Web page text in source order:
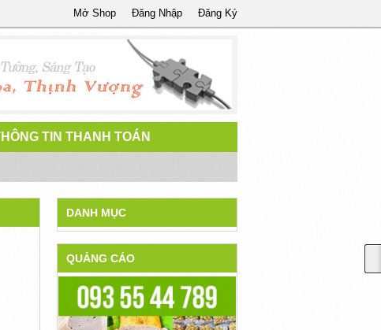
Đăng Ký
Đăng Nhập
Mở Shop
TIN THANH TOÁN
DANH MỤC
QUẢNG CÁO